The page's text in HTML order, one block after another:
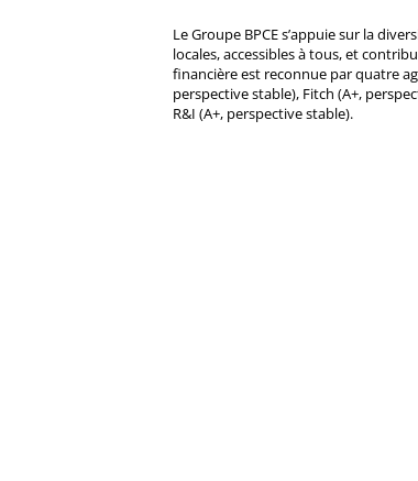
Le Groupe BPCE s’appuie sur la
locales, accessibles à tous, et
financière est reconnue par quatre
perspective stable), Fitch (A+,
R&I (A+, perspective stable).